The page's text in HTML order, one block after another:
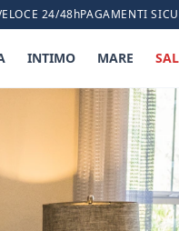
24/48hPAGAMENTI
INTIMO MARE